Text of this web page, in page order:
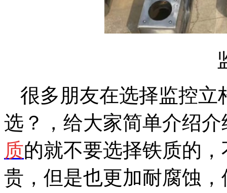
很多朋友在选择监控立
选？，给大家简单介绍
质的就不要选择铁质的
贵，但是也更加耐腐蚀